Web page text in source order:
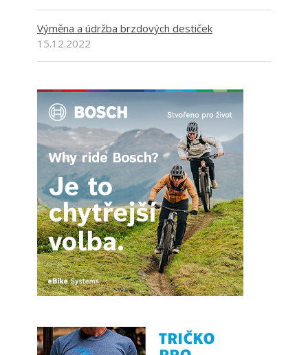
Výměna a údržba brzdových destiček
15.12.2022